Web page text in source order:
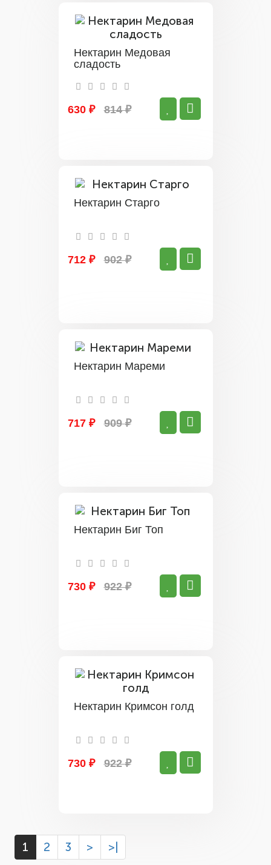
Нектарин Медовая
сладость
630 ₽ 814 ₽
Нектарин Старго
712 ₽ 902 ₽
Нектарин Мареми
717 ₽ 909 ₽
Нектарин Биг Топ
730 ₽ 922 ₽
Нектарин Кримсон голд
730 ₽ 922 ₽
1 2 3 > >|